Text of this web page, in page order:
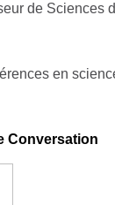
de Sciences
en
Conversation